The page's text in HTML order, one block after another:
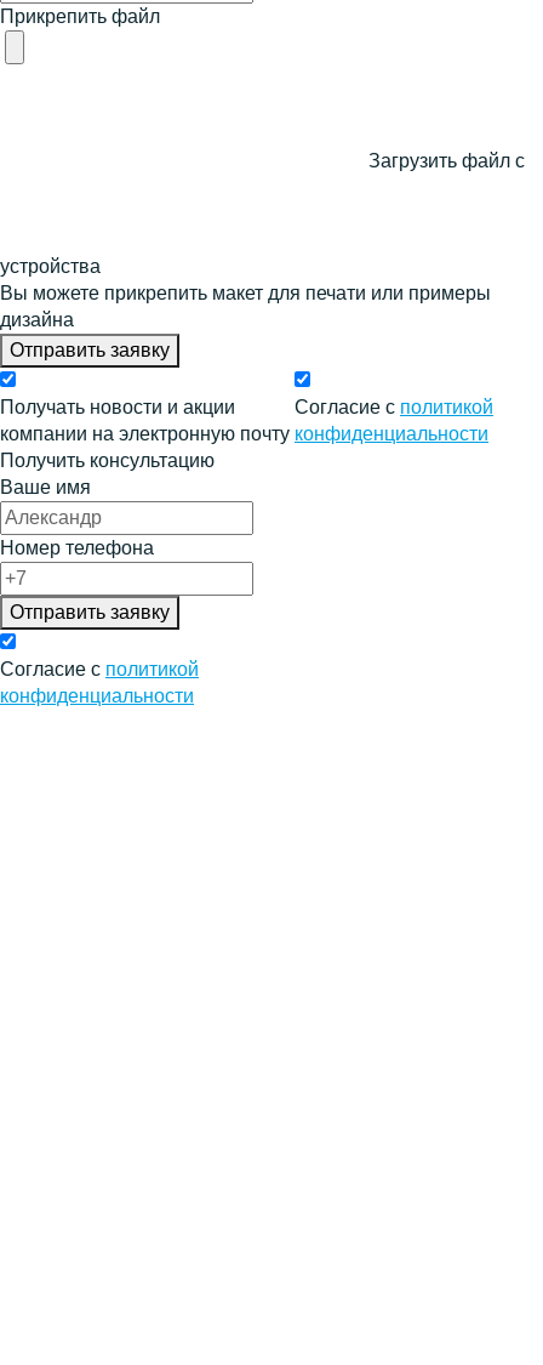
Прикрепить файл
Загрузить файл с
устройства
Вы можете прикрепить макет для печати или примеры
дизайна
Отправить заявку
Получать новости и акции
компании на электронную почту
Согласие с политикой
конфиденциальности
Получить консультацию
Ваше имя
Номер телефона
Отправить заявку
Согласие с политикой
конфиденциальности